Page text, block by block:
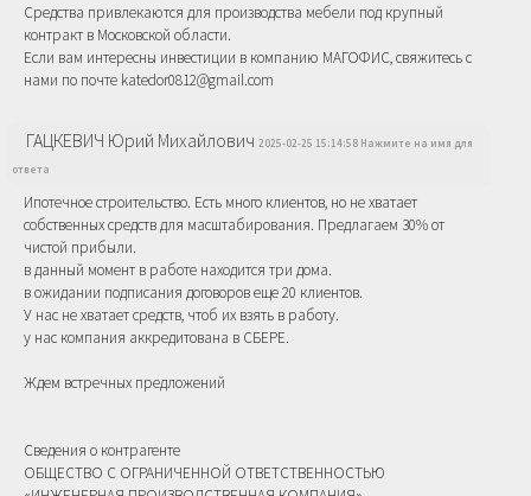
Средства привлекаются для производства мебели под крупный
контракт в Московской области.
Если вам интересны инвестиции в компанию МАГОФИС, свяжитесь с
нами по почте katedor0812@gmail.com
ГАЦКЕВИЧ Юрий Михайлович 2025-02-25 15:14:58 Нажмите на имя для
ответа
Ипотечное строительство. Есть много клиентов, но не хватает
собственных средств для масштабирования. Предлагаем 30% от
чистой прибыли.
в данный момент в работе находится три дома.
в ожидании подписания договоров еще 20 клиентов.
У нас не хватает средств, чтоб их взять в работу.
у нас компания аккредитована в СБЕРЕ.
Ждем встречных предложений
Сведения о контрагенте
ОБЩЕСТВО С ОГРАНИЧЕННОЙ ОТВЕТСТВЕННОСТЬЮ